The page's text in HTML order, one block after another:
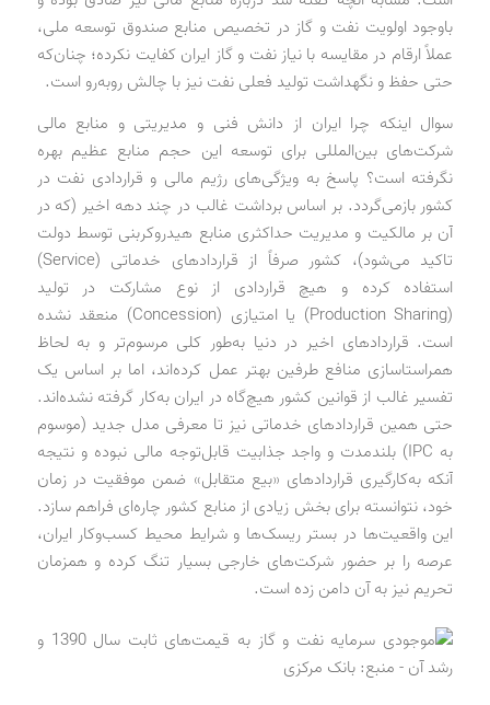
باوجود اولویت نفت و گاز در تخصیص منابع صندوق توسعه ملی،
عملاً ارقام در مقایسه با نیاز نفت و گاز ایران کفایت نکرده؛ چنان‌که
حتی حفظ و نگهداشت تولید فعلی نفت نیز با چالش روبه‌رو است.
سوال اینکه چرا ایران از دانش فنی و مدیریتی و منابع مالی
شرکت‌های بین‌المللی برای توسعه این حجم منابع عظیم بهره
نگرفته است؟ پاسخ به ویژگی‌های رژیم مالی و قراردادی نفت در
کشور بازمی‌گردد. بر اساس برداشت غالب در چند دهه اخیر (که در
آن بر مالکیت و مدیریت حداکثری منابع هیدروکربنی توسط دولت
تاکید می‌شود)، کشور صرفاً از قراردادهای خدماتی (Service)
استفاده کرده و هیچ قراردادی از نوع مشارکت در تولید
(Production Sharing) یا امتیازی (Concession) منعقد نشده
است. قراردادهای اخیر در دنیا به‌طور کلی مرسوم‌تر و به لحاظ
همراستاسازی منافع طرفین بهتر عمل کرده‌اند، اما بر اساس یک
تفسیر غالب از قوانین کشور هیچ‌گاه در ایران به‌کار گرفته نشده‌اند.
حتی همین قراردادهای خدماتی نیز تا معرفی مدل جدید (موسوم
به IPC) بلندمدت و واجد جذابیت قابل‌توجه مالی نبوده و نتیجه
آنکه به‌کارگیری قراردادهای «بیع متقابل» ضمن موفقیت در زمان
خود، نتوانسته برای بخش زیادی از منابع کشور چاره‌ای فراهم سازد.
این واقعیت‌ها در بستر ریسک‌ها و شرایط محیط کسب‌وکار ایران،
عرصه را بر حضور شرکت‌های خارجی بسیار تنگ کرده و همزمان
تحریم نیز به آن دامن زده است.